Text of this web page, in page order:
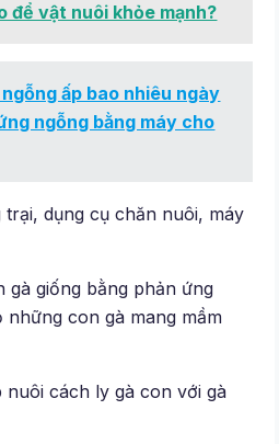
để vật nuôi khỏe mạnh?
ấp bao nhiêu ngày
ngỗng bằng máy cho
dụng cụ chăn nuôi, máy
gà giống bằng phản ứng
con gà mang mầm
nuôi cách ly gà con với gà